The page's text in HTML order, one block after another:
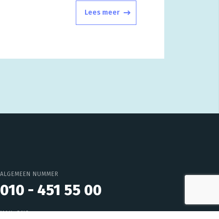
Lees meer
ALGEMEEN NUMMER
010 - 451 55 00
MAIL ONS